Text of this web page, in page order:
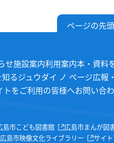
ページの先
せ施設案内利用案内本・資料
るジュウダイ ノ ページ広報
トをご利用の皆様へお問い合
島市こども図書館
広島市まんが図
広島市映像文化ライブラリー
サイ